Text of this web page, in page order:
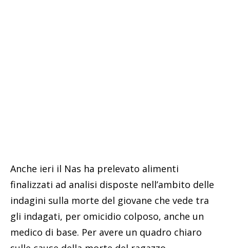
Anche ieri il Nas ha prelevato alimenti
finalizzati ad analisi disposte nell’ambito delle
indagini sulla morte del giovane che vede tra
gli indagati, per omicidio colposo, anche un
medico di base. Per avere un quadro chiaro